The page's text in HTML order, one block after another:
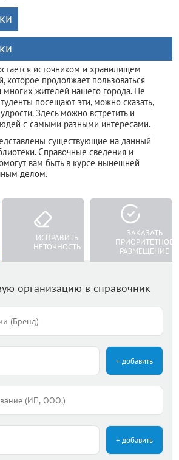
источником и хранилищем
которое продолжает пользоваться
многих жителей нашего города. Не
посещают эти, можно сказать,
Здесь можно встретить и
с самыми разными интересами.
существующие на данный
Справочные сведения и
вам быть в курсе нынешней
делом.
ИСПРАВИТЬ
НЕТОЧНОСТЬ
ЗАКАЗАТЬ
ПРИОРИТЕТНОЕ
РАЗМЕЩЕНИЕ
организацию в справочник
+ добавить
+ добавить